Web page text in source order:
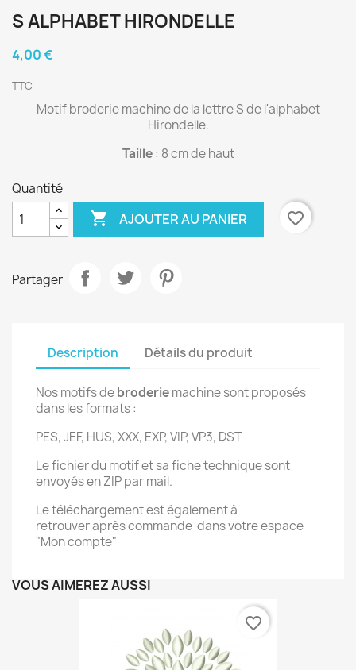
S ALPHABET HIRONDELLE
4,00 €
TTC
Motif broderie machine de la lettre S de l'alphabet
Hirondelle.
Taille: 8 cm de haut
Quantité
 AJOUTER AU PANIER favorite_border
Partager
Description Détails du produit
Nos motifs debroderiemachine sont proposés
dans les formats :
PES, JEF, HUS, XXX, EXP, VIP, VP3, DST
Le fichier du motif et sa fiche technique sont
envoyés en ZIP par mail.
Le téléchargement est également à
retrouver après commande dans votre espace
"Mon compte"
VOUS AIMEREZ AUSSI
favorite_border